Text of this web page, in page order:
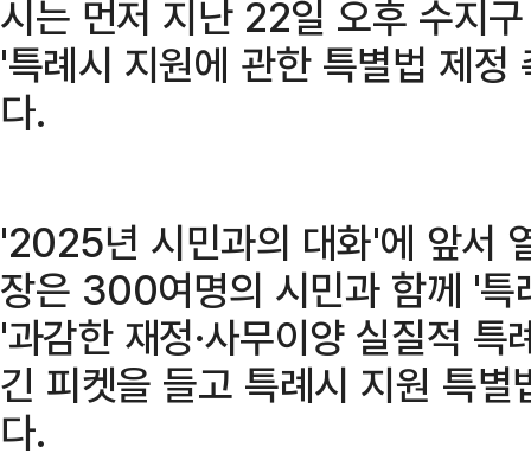
시는 먼저 지난 22일 오후 수지
'특례시 지원에 관한 특별법 제정
다.
'2025년 시민과의 대화'에 앞서
장은 300여명의 시민과 함께 '특
'과감한 재정·사무이양 실질적
긴 피켓을 들고 특례시 지원 특
다.